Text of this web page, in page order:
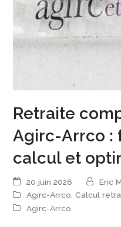
Retraite
Agirc-Arrco :
calcul et
20 juin 2026
Eric
Agirc-Arrco,Calcul
Agirc-Arrco